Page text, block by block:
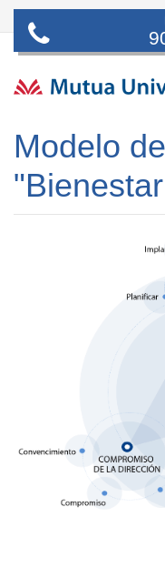
Modelo